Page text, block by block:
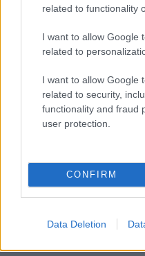
related to functionality
I want to allow Google
related to
I want to allow Google
related to security,
functionality and fraud
user protection.
CONFIRM
Data Deletion
Kövesd a szerző
Mérce
nem segít
pártokat
vagy